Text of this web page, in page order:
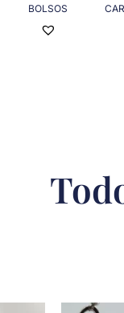
BOLSOS